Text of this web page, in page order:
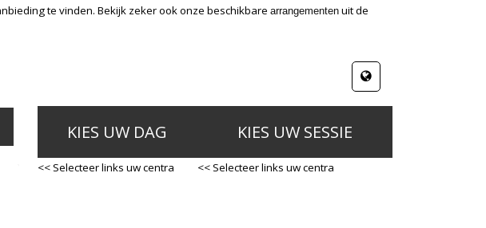
te vinden. Bekijk zeker ook onze beschikbare arrangementen uit de
KIES UW DAG
<< Selecteer links uw centra
KIES UW SESSIE
<< Selecteer links uw centra